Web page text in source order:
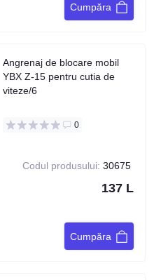
Cumpăra
Angrenaj de blocare mobil
YBX Z-15 pentru cutia de
viteze/6
0
Codul produsului: 30675
137 L
Cumpăra